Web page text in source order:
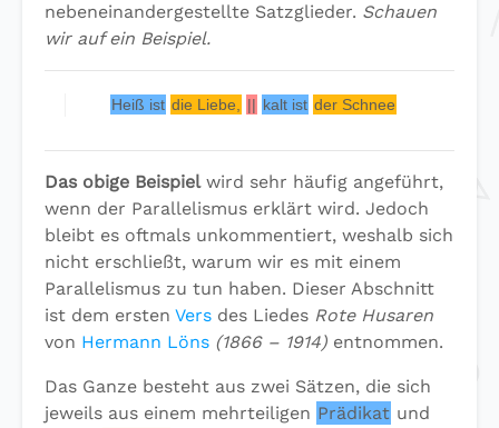
nebeneinandergestellte Satzglieder. Schauen
wir auf ein Beispiel.
Heiß ist die Liebe, || kalt ist der Schnee
Das obige Beispielwird sehr häufig angeführt,
wenn der Parallelismus erklärt wird. Jedoch
bleibt es oftmals unkommentiert, weshalb sich
nicht erschließt, warum wir es mit einem
Parallelismus zu tun haben. Dieser Abschnitt
ist dem ersten Vers des Liedes Rote Husaren
von Hermann Löns (1866 – 1914) entnommen.
Das Ganze besteht aus zwei Sätzen, die sich
jeweils aus einem mehrteiligen Prädikat und